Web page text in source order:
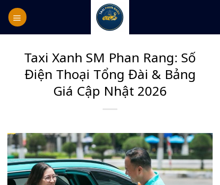
Skip
to
content
Taxi Xanh SM Phan Rang: Số
Điện Thoại Tổng Đài & Bảng
Giá Cập Nhật 2026